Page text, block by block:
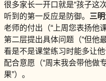
很多家长一开口就是“孩子这
听到的第一反应是防御。 三
老师的付出（“上周您表扬他
第二层提出具体问题（“但他
看是不是课堂练习时能多让
配合意愿（“周末我会带他做
果”）。